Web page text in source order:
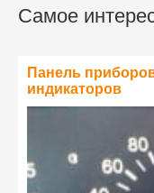
Самое
Панель
индикаторов